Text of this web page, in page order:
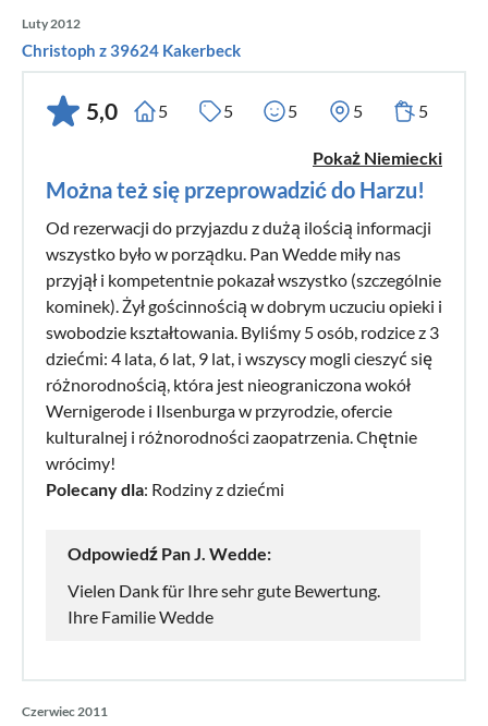
Luty 2012
Christoph z 39624 Kakerbeck
5,0 5 5 5 5 5
Pokaż Niemiecki
Można też się przeprowadzić do Harzu!
Od rezerwacji do przyjazdu z dużą ilością informacji
wszystko było w porządku. Pan Wedde miły nas
przyjął i kompetentnie pokazał wszystko (szczególnie
kominek). Żył gościnnością w dobrym uczuciu opieki i
swobodzie kształtowania. Byliśmy 5 osób, rodzice z 3
dziećmi: 4 lata, 6 lat, 9 lat, i wszyscy mogli cieszyć się
różnorodnością, która jest nieograniczona wokół
Wernigerode i Ilsenburga w przyrodzie, ofercie
kulturalnej i różnorodności zaopatrzenia. Chętnie
wrócimy!
Polecany dla: Rodziny z dziećmi
Odpowiedź Pan J. Wedde:
Vielen Dank für Ihre sehr gute Bewertung.
Ihre Familie Wedde
Czerwiec 2011